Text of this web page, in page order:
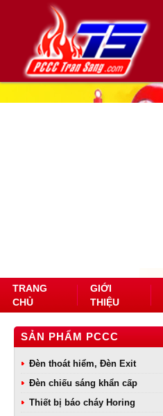
TRANG
CHỦ
GIỚI
THIỆU
SẢN PHẨM PCCC
Đèn thoát hiểm, Đèn Exit
Đèn chiếu sáng khẩn cấp
Thiết bị báo cháy Horing